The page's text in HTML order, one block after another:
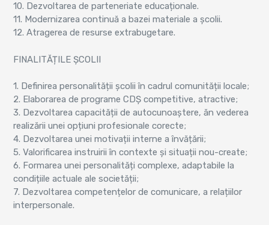
10. Dezvoltarea de parteneriate educaționale.
11. Modernizarea continuă a bazei materiale a școlii.
12. Atragerea de resurse extrabugetare.
FINALITĂȚILE ȘCOLII
1. Definirea personalității școlii în cadrul comunității locale;
2. Elaborarea de programe CDȘ competitive, atractive;
3. Dezvoltarea capacității de autocunoaștere, ăn vederea
realizării unei opțiuni profesionale corecte;
4. Dezvoltarea unei motivații interne a învățării;
5. Valorificarea instruirii în contexte și situații nou-create;
6. Formarea unei personalități complexe, adaptabile la
condițiile actuale ale societății;
7. Dezvoltarea competențelor de comunicare, a relațiilor
interpersonale.